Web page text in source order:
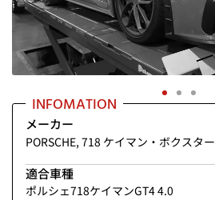
INFOMATION
メーカー
PORSCHE, 718 ケイマン・ボクスター
適合車種
ポルシェ718ケイマンGT4 4.0